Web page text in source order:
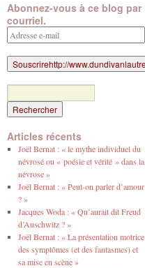
Abonnez-vous à ce blog par
courriel.
Adresse
e-
mail
Articles récents
Joël Bernat : « le mythe individuel du
névrosé ou « poésie et vérité » dans la
névrose »
Joël Bernat : « Peut-on parler d’amour
? »
Jacques Woda : « Qu’aurait dit Freud
d’Auschwitz ? »
Joël Bernat : « La présentation motrice
des symptômes (et des fantasmes) et
sa mise en scène »